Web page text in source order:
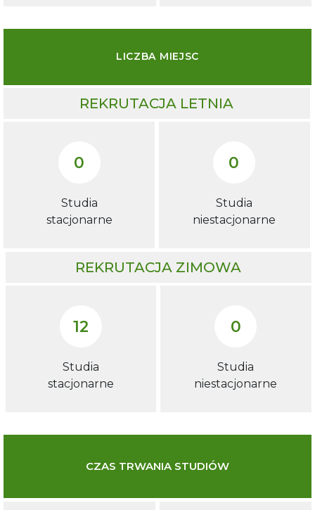
LICZBA MIEJSC
REKRUTACJA LETNIA
0
Studia
stacjonarne
0
Studia
niestacjonarne
REKRUTACJA ZIMOWA
12
Studia
stacjonarne
0
Studia
niestacjonarne
CZAS TRWANIA STUDIÓW